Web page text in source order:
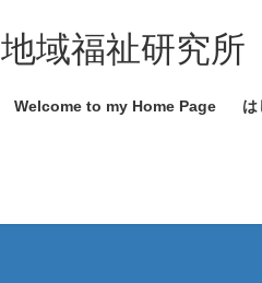
地域福祉研究所
Welcome to my Home Page は